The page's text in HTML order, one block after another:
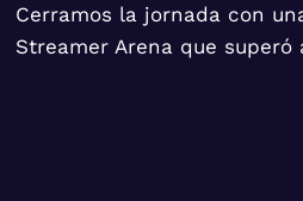
Cerramos la jornada con
Streamer Arena que superó